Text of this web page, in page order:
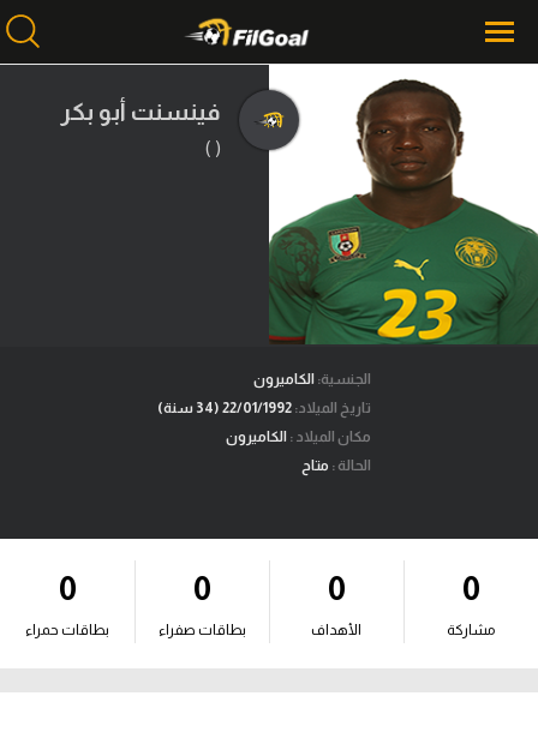
محتوى إخباري
الرئيسية
أخبار
مباريات
ميركاتو
آراء حرة
ركن الألعاب
فينسنت أبو بكر
( )
الجنسية: الكاميرون
تاريخ الميلاد:
مكان الميلاد : الكاميرون
الحالة : متاح
0
مشاركة
0
الأهداف
0
بطاقات صفراء
0
بطاقات حمراء